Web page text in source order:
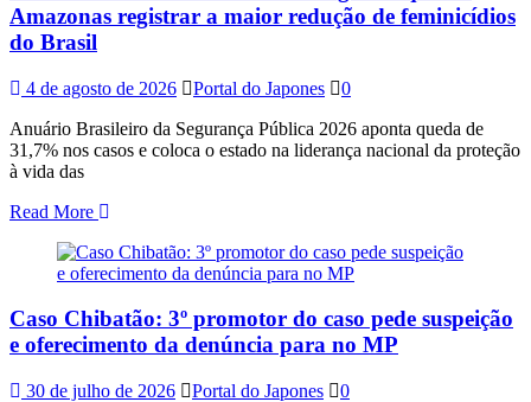
Amazonas registrar a maior redução de feminicídios
do Brasil
4 de agosto de 2026 Portal do Japones
0
Anuário Brasileiro da Segurança Pública 2026 aponta queda de
31,7% nos casos e coloca o estado na liderança nacional da proteção
à vida das
Read More
Caso Chibatão: 3º promotor do caso pede suspeição
e oferecimento da denúncia para no MP
30 de julho de 2026 Portal do Japones 0